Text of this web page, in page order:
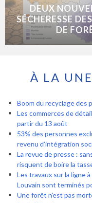
DEUX
SÉCHERESSE
DE
À LA
Boom du recyclage des
Les commerces de
partir du 13 août
53% des personnes
revenu d'intégration
La revue de presse :
risquent de boire la
Les travaux sur la ligne
Louvain sont terminés
Une forêt n’est pas